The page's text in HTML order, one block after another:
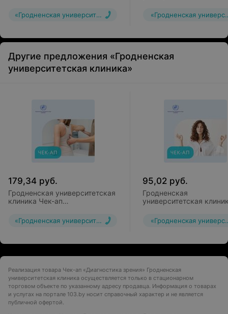
проявлениях остеохондроза»
«Гродненская университетская клиника»психосоматической
разгрузки»
«Гродненская
Другие предложения «Гродненская
университетская клиника»
179,34 руб.
Гродненская университетская
клиника Чек-ап
проявлениях остеохондроза»
«Гродненская университетская клиника»
95,02 руб.
Гродненская
университетская
психосоматической
разгрузки»
«Гродненская
Реализация товара Чек-ап «Диагностика зрения» Гродненская
университетская клиника осуществляется только в стационарном
торговом объекте по указанному адресу продавца. Информация о товарах
и услугах на портале 103.by носит справочный характер и не является
публичной офертой.